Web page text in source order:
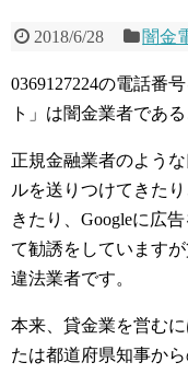
2018/6/28 闇金
0369127224の電話番
ト」は闇金業者であ
正規金融業者のよう
ルを送りつけてきた
きたり、Googleに広
て勧誘をしています
違法業者です。
本来、貸金業を営む
たは都道府県知事か